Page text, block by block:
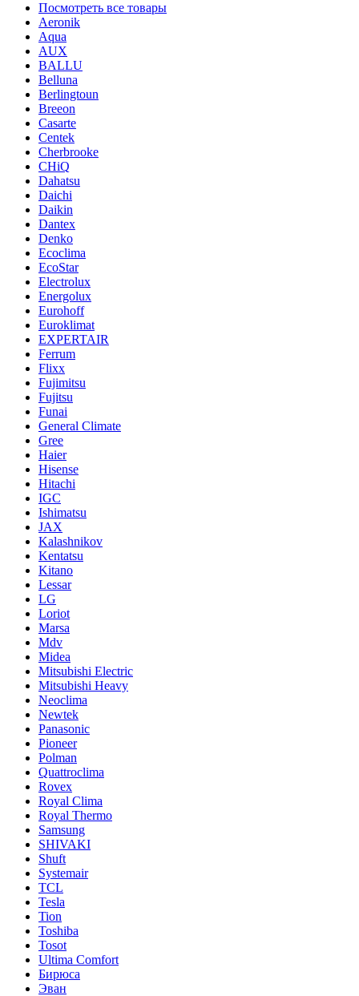
Посмотреть все товары
Aeronik
Aqua
AUX
BALLU
Belluna
Berlingtoun
Breeon
Casarte
Centek
Cherbrooke
CHiQ
Dahatsu
Daichi
Daikin
Dantex
Denko
Ecoclima
EcoStar
Electrolux
Energolux
Eurohoff
Euroklimat
EXPERTAIR
Ferrum
Flixx
Fujimitsu
Fujitsu
Funai
General Climate
Gree
Haier
Hisense
Hitachi
IGC
Ishimatsu
JAX
Kalashnikov
Kentatsu
Kitano
Lessar
LG
Loriot
Marsa
Mdv
Midea
Mitsubishi Electric
Mitsubishi Heavy
Neoclima
Newtek
Panasonic
Pioneer
Polman
Quattroclima
Rovex
Royal Clima
Royal Thermo
Samsung
SHIVAKI
Shuft
Systemair
TCL
Tesla
Tion
Toshiba
Tosot
Ultima Comfort
Бирюса
Эван